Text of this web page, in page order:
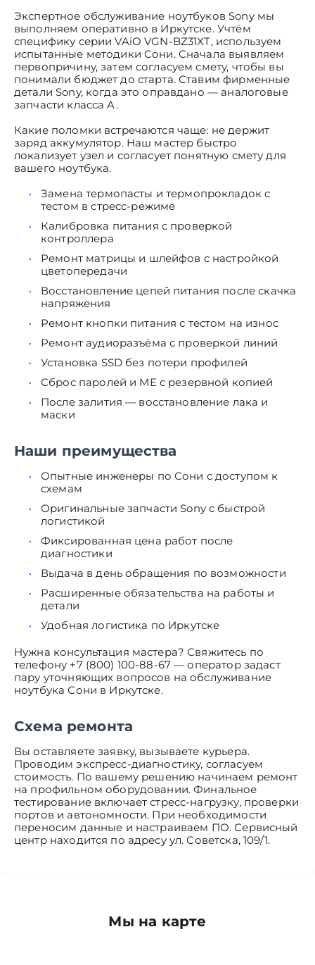
Экспертное обслуживание ноутбуков Sony мы
выполняем оперативно в Иркутске. Учтём
специфику серии VAiO VGN-BZ31XT, используем
испытанные методики Сони. Сначала выявляем
первопричину, затем согласуем смету, чтобы вы
понимали бюджет до старта. Ставим фирменные
детали Sony, когда это оправдано — аналоговые
запчасти класса A.
Какие поломки встречаются чаще: не держит
заряд аккумулятор. Наш мастер быстро
локализует узел и согласует понятную смету для
вашего ноутбука.
Замена термопасты и термопрокладок с
тестом в стресс-режиме
Калибровка питания с проверкой
контроллера
Ремонт матрицы и шлейфов с настройкой
цветопередачи
Восстановление цепей питания после скачка
напряжения
Ремонт кнопки питания с тестом на износ
Ремонт аудиоразъёма с проверкой линий
Установка SSD без потери профилей
Сброс паролей и ME с резервной копией
После залития — восстановление лака и
маски
Наши преимущества
Опытные инженеры по Сони с доступом к
схемам
Оригинальные запчасти Sony с быстрой
логистикой
Фиксированная цена работ после
диагностики
Выдача в день обращения по возможности
Расширенные обязательства на работы и
детали
Удобная логистика по Иркутске
Нужна консультация мастера? Свяжитесь по
телефону +7 (800) 100-88-67 — оператор задаст
пару уточняющих вопросов на обслуживание
ноутбука Сони в Иркутске.
Схема ремонта
Вы оставляете заявку, вызываете курьера.
Проводим экспресс-диагностику, согласуем
стоимость. По вашему решению начинаем ремонт
на профильном оборудовании. Финальное
тестирование включает стресс-нагрузку, проверки
портов и автономности. При необходимости
переносим данные и настраиваем ПО. Сервисный
центр находится по адресу ул. Советска, 109/1.
Мы на карте